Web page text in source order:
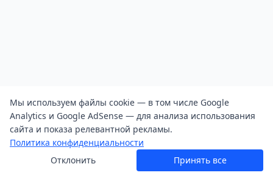
Мы используем файлы cookie — в том числе Google
Analytics и Google AdSense — для анализа использования
сайта и показа релевантной рекламы.
Политика конфиденциальности
Отклонить
Принять все